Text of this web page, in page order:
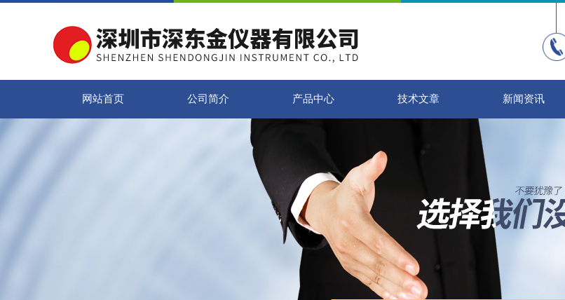
网站首页 公司简介 产品中心 技术文章 新闻资讯